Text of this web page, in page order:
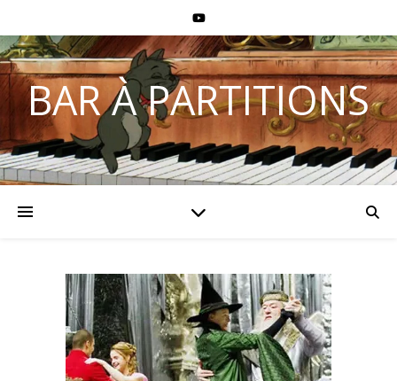
BAR À PARTITIONS